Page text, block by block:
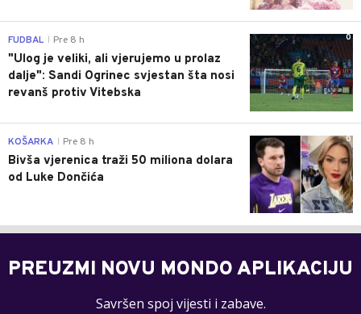
0
FUDBAL Pre 8 h
"Ulog je veliki, ali vjerujemo u prolaz
dalje": Sandi Ogrinec svjestan šta nosi
revanš protiv Vitebska
0
KOŠARKA Pre 8 h
Bivša vjerenica traži 50 miliona dolara
od Luke Dončića
PREUZMI NOVU MONDO APLIKACIJU
Savršen spoj vijesti i zabave.